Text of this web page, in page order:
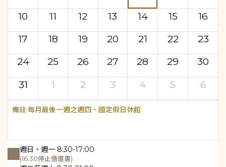
10
11 12 13 14 15
16
17
18 19 20 21 22
23
24
25 26 27 28 29
30
31
1 2 3 4 5 6
每月最後一週之週四、國定假日休館
週日、週一 8:30-17:00
(16:30停止借還書)